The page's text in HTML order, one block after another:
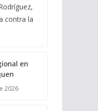
contra la
en
2026